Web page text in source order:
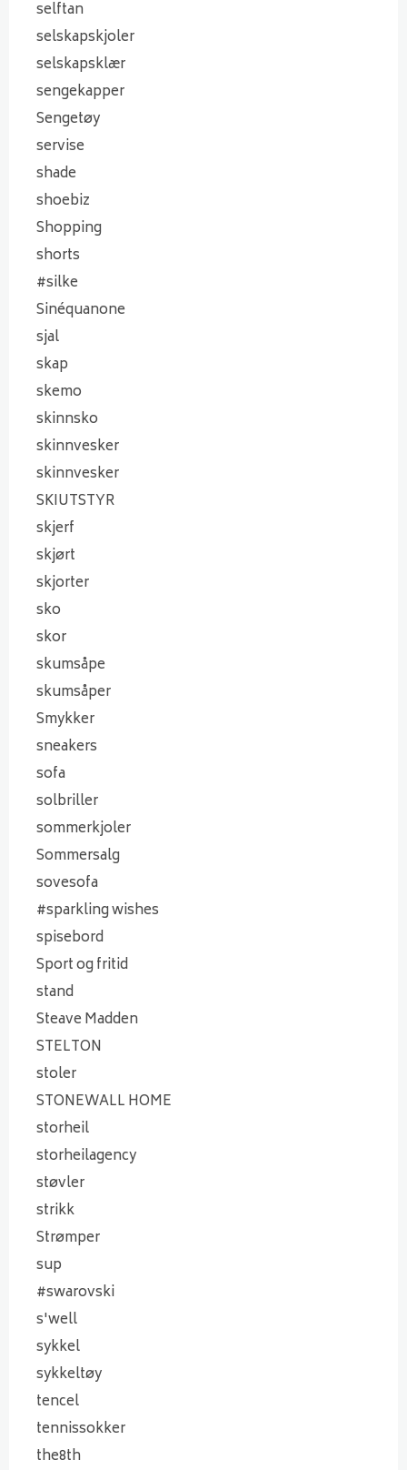
selftan
selskapskjoler
selskapsklær
sengekapper
Sengetøy
servise
shade
shoebiz
Shopping
shorts
#silke
Sinéquanone
sjal
skap
skemo
skinnsko
skinnvesker
skinnvesker
SKIUTSTYR
skjerf
skjørt
skjorter
sko
skor
skumsåpe
skumsåper
Smykker
sneakers
sofa
solbriller
sommerkjoler
Sommersalg
sovesofa
#sparkling wishes
spisebord
Sport og fritid
stand
Steave Madden
STELTON
stoler
STONEWALL HOME
storheil
storheilagency
støvler
strikk
Strømper
sup
#swarovski
s'well
sykkel
sykkeltøy
tencel
tennissokker
the8th